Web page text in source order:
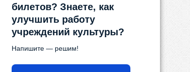
билетов? Знаете, как
улучшить работу
учреждений культуры?
Напишите — решим!